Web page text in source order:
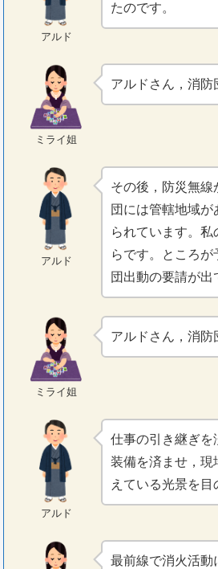
アルド
たのです。
ミライ姐
アルドさん，消防
アルド
その後，防災無
団には管轄地域
られています。
らです。ところ
団出動の要請が出
ミライ姐
アルドさん，消防
アルド
仕事の引き継ぎを
装備を済ませ，現
えている光景を目
最前線で消火活動